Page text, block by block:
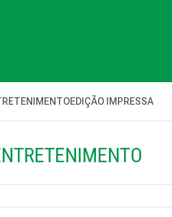
EDIÇÃO IMPRESSA